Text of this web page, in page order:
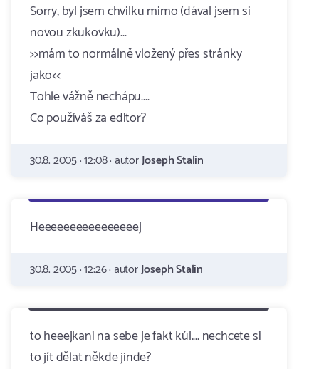
Sorry, byl jsem chvilku mimo (dával jsem si
novou zkukovku)...
>>mám to normálně vložený přes stránky
jako<<
Tohle vážně nechápu....
Co používáš za editor?
30.8. 2005 · 12:08 · autorJoseph Stalin
Heeeeeeeeeeeeeeeej
30.8. 2005 · 12:26 · autorJoseph Stalin
to heeejkani na sebe je fakt kúl.... nechcete si
to jít dělat někde jinde?